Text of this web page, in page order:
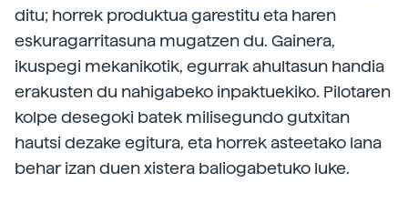
ditu; horrek produktua garestitu eta haren
eskuragarritasuna mugatzen du. Gainera,
ikuspegi mekanikotik, egurrak ahultasun handia
erakusten du nahigabeko inpaktuekiko. Pilotaren
kolpe desegoki batek milisegundo gutxitan
hautsi dezake egitura, eta horrek asteetako lana
behar izan duen xistera baliogabetuko luke.